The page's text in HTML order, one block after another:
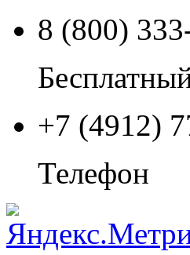
8 (800)
+7 (4912)
Телефон